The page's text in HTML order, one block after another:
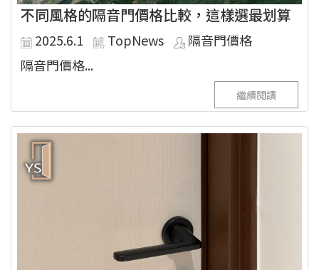
不同風格的隔音門價格比較，這樣選最划算
2025.6.1 TopNews
隔音門價格
隔音門價格...
繼續閱讀